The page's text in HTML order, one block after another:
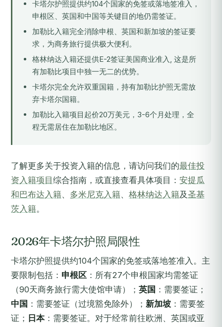
卡塔尔护照提供约104个国家的免签或落地签准入，
申根区、英国和中国等关键目的地仍需签证。
加勒比入籍完全消除申根、英国和新加坡的签证要
求，为商务旅行提供极大便利。
格林纳达入籍还提供E-2签证美国商业准入, 这是所
有加勒比项目中独一无二的优势。
卡塔尔完全允许双重国籍，持有加勒比护照无需放
弃卡塔尔国籍。
加勒比入籍项目起价20万美元，3-6个月处理，全
程无需居住在加勒比地区。
了解更多关于投资入籍的信息，请访问我们的最佳投
资入籍项目 综合指南，或直接查看具体项目： 安提瓜
和巴布达入籍、 多米尼克入籍、 格林纳达入籍及圣基
茨入籍。
2026年卡塔尔护照局限性
卡塔尔护照提供约104个国家的免签或落地签准入。主
要限制包括： 申根区 ：所有27个申根国家均需签证
（90天商务旅行需大使馆申请）； 英国 ：需要签证；
中国 ：需要签证（过境豁免除外）； 新加坡 ：需要签
证； 日本：需要签证。对于经常前往欧洲、英国或亚